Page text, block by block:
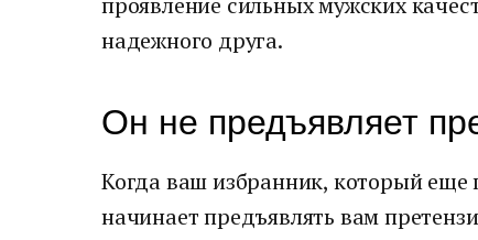
надежного друга.
Он не предъявляет
Когда ваш избранник, который еще
начинает предъявлять вам